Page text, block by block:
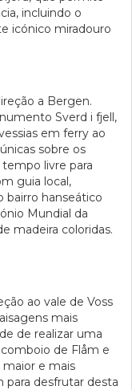
incluindo o
icónico miradouro
a Bergen.
Sverd i fjell,
em ferry ao
sobre os
livre para
guia local,
bairro hanseático
Mundial da
madeira coloridas.
ao vale de Voss
mais
de realizar uma
de Flåm e
maior e mais
para desfrutar desta